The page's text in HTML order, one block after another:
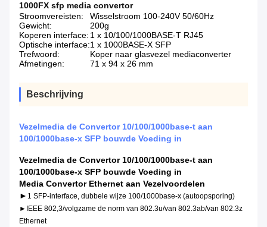
1000FX sfp media convertor
Stroomvereisten:
Wisselstroom 100-240V 50/60Hz
Gewicht:
200g
Koperen interface: 1 x 10/100/1000BASE-T RJ45
Optische interface:1 x 1000BASE-X SFP
Trefwoord:
Koper naar glasvezel mediaconverter
Afmetingen:
71 x 94 x 26 mm
Beschrijving
Vezelmedia de Convertor 10/100/1000base-t aan
100/1000base-x SFP bouwde Voeding in
Vezelmedia de Convertor 10/100/1000base-t aan
100/1000base-x SFP bouwde Voeding in
Media Convertor Ethernet aan Vezelvoordelen
► 1 SFP-interface, dubbele wijze 100/1000base-x (autoopsporing)
►IEEE 802,3/volgzame de norm van 802.3u/van 802.3ab/van 802.3z
Ethernet